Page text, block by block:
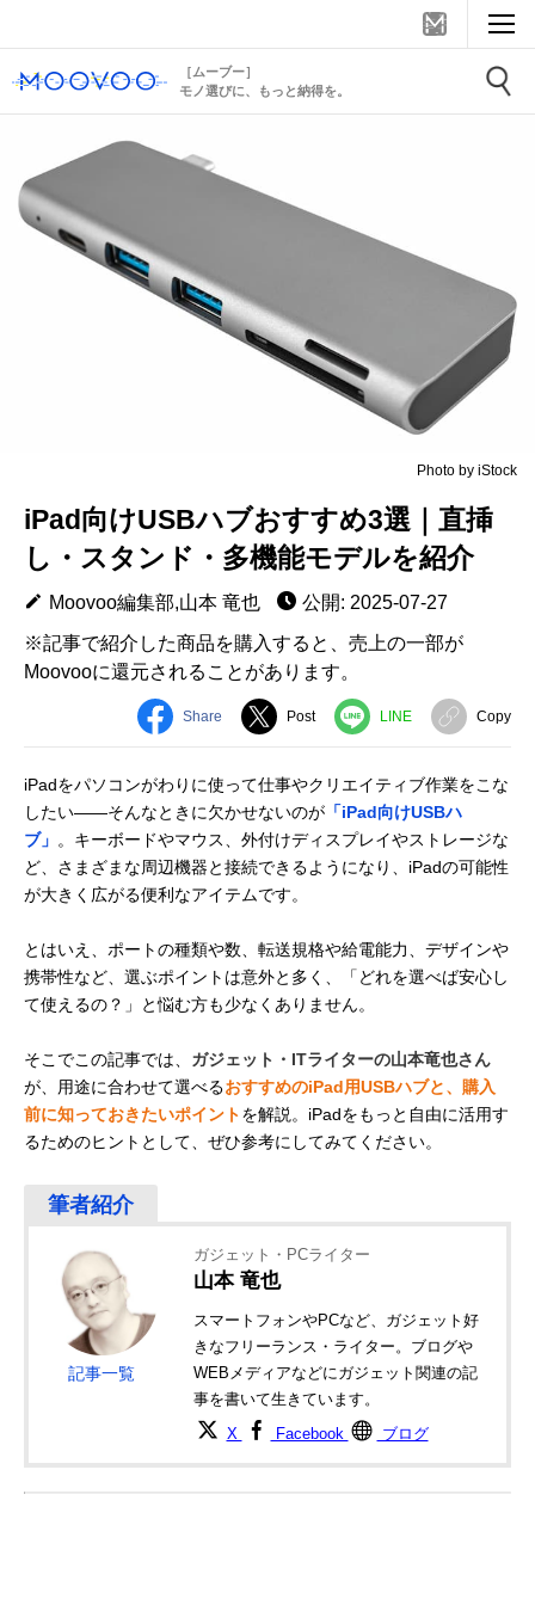
［ムーブー］
モノ選びに、もっと納得を。
Photo by iStock
iPad向けUSBハブおすすめ3選｜直挿
し・スタンド・多機能モデルを紹介
Moovoo編集部,山本 竜也
公開: 2025-07-27
※記事で紹介した商品を購入すると、売上の一部が
Moovooに還元されることがあります。
Share Post LINE Copy
iPadをパソコンがわりに使って仕事やクリエイティブ作業をこな
したい――そんなときに欠かせないのが 「iPad向けUSBハ
ブ」 。キーボードやマウス、外付けディスプレイやストレージな
ど、さまざまな周辺機器と接続できるようになり、iPadの可能性
が大きく広がる便利なアイテムです。
とはいえ、ポートの種類や数、転送規格や給電能力、デザインや
携帯性など、選ぶポイントは意外と多く、「どれを選べば安心し
て使えるの？」と悩む方も少なくありません。
そこでこの記事では、 ガジェット・ITライターの山本竜也さん
が、用途に合わせて選べるおすすめのiPad用USBハブと、購入
前に知っておきたいポイントを解説。iPadをもっと自由に活用す
るためのヒントとして、ぜひ参考にしてみてください。
記事一覧
ガジェット・PCライター
山本 竜也
スマートフォンやPCなど、ガジェット好
きなフリーランス・ライター。ブログや
WEBメディアなどにガジェット関連の記
事を書いて生きています。
X Facebook ブログ